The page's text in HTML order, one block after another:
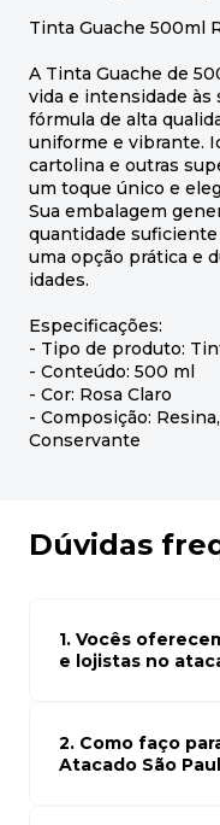
Tinta Guache 500ml
A Tinta Guache de
vida e intensidade às
fórmula de alta
uniforme e vibrante.
cartolina e outras
um toque único e
Sua embalagem
quantidade
uma opção prática e
idades.
Especificações:
- Tipo de produto:
- Conteúdo: 500 ml
- Cor: Rosa Claro
- Composição:
Conservante
Dúvidas
1. Vocês
e lojistas no
atacado empresas e
para seu modelo de
2. Como faço
Atacado São